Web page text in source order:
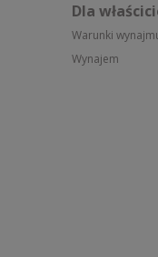
Dla
Warunki
Wynajem